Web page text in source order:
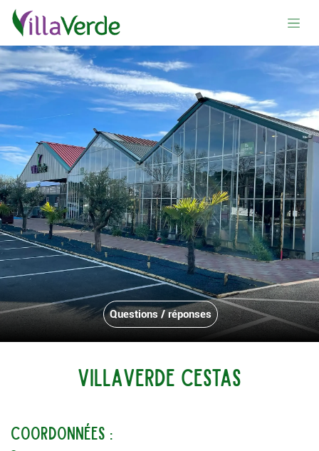
Se rendre au contenu
Questions / réponses
VillaVerde cestas
coordonnées :